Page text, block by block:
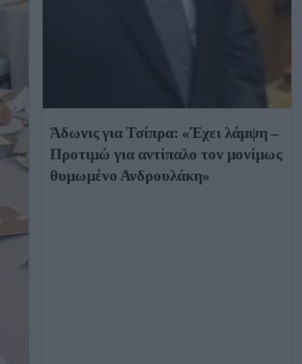
Άδωνις για Τσίπρα: «Έχει λάμψη –
Προτιμώ για αντίπαλο τον μονίμως
θυμωμένο Ανδρουλάκη»